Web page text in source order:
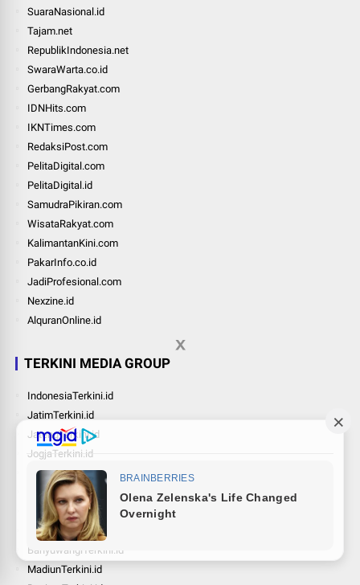
SuaraNasional.id
Tajam.net
RepublikIndonesia.net
SwaraWarta.co.id
GerbangRakyat.com
IDNHits.com
IKNTimes.com
RedaksiPost.com
PelitaDigital.com
PelitaDigital.id
SamudraPikiran.com
WisataRakyat.com
KalimantanKini.com
PakarInfo.co.id
JadiProfesional.com
Nexzine.id
AlquranOnline.id
TERKINI MEDIA GROUP
IndonesiaTerkini.id
JatimTerkini.id
JatengTerkini.id
JogjaTerkini.id
BandungTerkini.id
SurabayaTerkini.id
BatuTerkini.id
JemberTerkini.id
BanyuwangiTerkini.id
MadiunTerkini.id